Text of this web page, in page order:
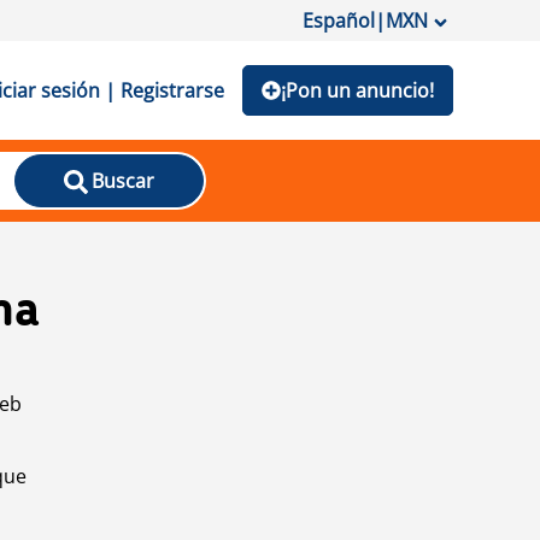
Español|MXN
sesión | Registrarse ¡Pon un anuncio!
Buscar